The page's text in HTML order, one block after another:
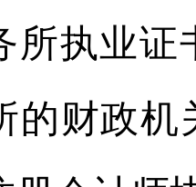
所执业证
的财政机